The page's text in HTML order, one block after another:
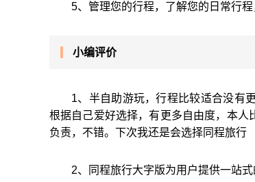
5、管理您的行程，了解您的日常行
小编评价
1、半自助游玩，行程比较适合没有
根据自己爱好选择，有更多自由度，本
负责，不错。下次我还是会选择同程旅行
2、同程旅行大字版为用户提供一站